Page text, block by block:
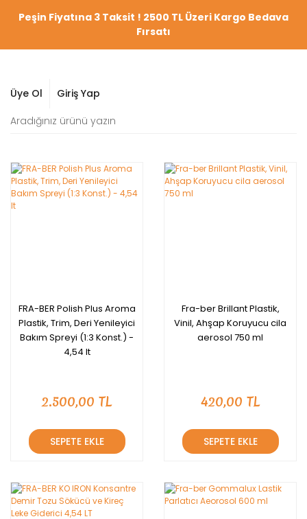
Peşin Fiyatına 3 Taksit ! 2500 TL Üzeri Kargo Bedava
Fırsatı
Üye Ol Giriş Yap
FRA-BER Polish Plus Aroma
Plastik, Trim, Deri Yenileyici
Bakım Spreyi (1:3 Konst.) -
4,54 lt
2.500,00 TL
SEPETE EKLE
Fra-ber Brillant Plastik,
Vinil, Ahşap Koruyucu cila
aerosol 750 ml
420,00 TL
SEPETE EKLE